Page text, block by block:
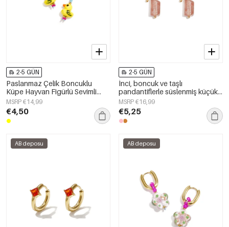
2-5 GÜN
Paslanmaz Çelik Boncuklu
Küpe Hayvan Figürlü Sevimli
Günlük Sade Seri Kadın Takıları
MSRP €14,99
€4,50
2-5 GÜN
İnci, boncuk ve taşlı
pandantiflerle süslenmiş küçük
halka küpeler.
MSRP €16,99
€5,25
AB deposu AB deposu